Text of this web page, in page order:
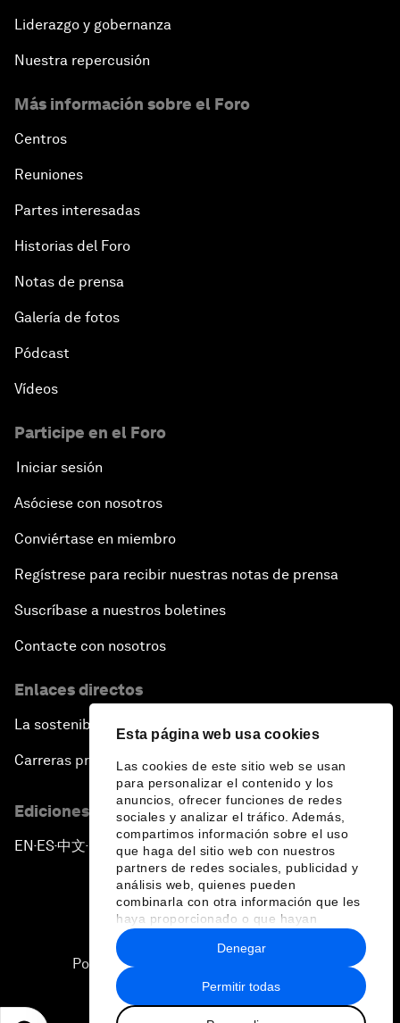
Esta página web usa cookies
Las cookies de este sitio web se usan
para personalizar el contenido y los
anuncios, ofrecer funciones de redes
sociales y analizar el tráfico. Además,
compartimos información sobre el uso
que haga del sitio web con nuestros
partners de redes sociales, publicidad y
análisis web, quienes pueden
combinarla con otra información que les
haya proporcionado o que hayan
recopilado a partir del uso que haya
hecho de sus servicios.
Permitir todas
Denegar
Liderazgo y gobernanza
Nuestra repercusión
Más información sobre el Foro
Centros
Reuniones
Partes interesadas
Historias del Foro
Notas de prensa
Galería de fotos
Pódcast
Vídeos
Participe en el Foro
Iniciar sesión
Asóciese con nosotros
Conviértase en miembro
Regístrese para recibir nuestras notas de prensa
Suscríbase a nuestros boletines
Contacte con nosotros
Enlaces directos
La sostenibilidad en el Foro
Carreras profesionales
Ediciones en otros idiomas
EN ▪ ES▪中文▪ 日本語
Política de privacidad y normas de uso